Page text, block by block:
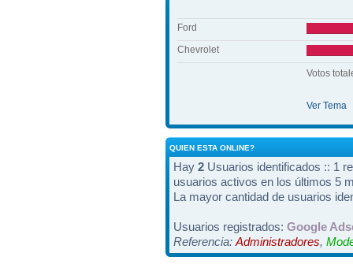
Ford
Chevrolet
Votos
Ver Tema
QUIEN ESTA ONLINE?
Hay 2 Usuarios identificados :: 1
usuarios activos en los últimos 5
La mayor cantidad de usuarios
Usuarios registrados: Google
Referencia: Administradores,